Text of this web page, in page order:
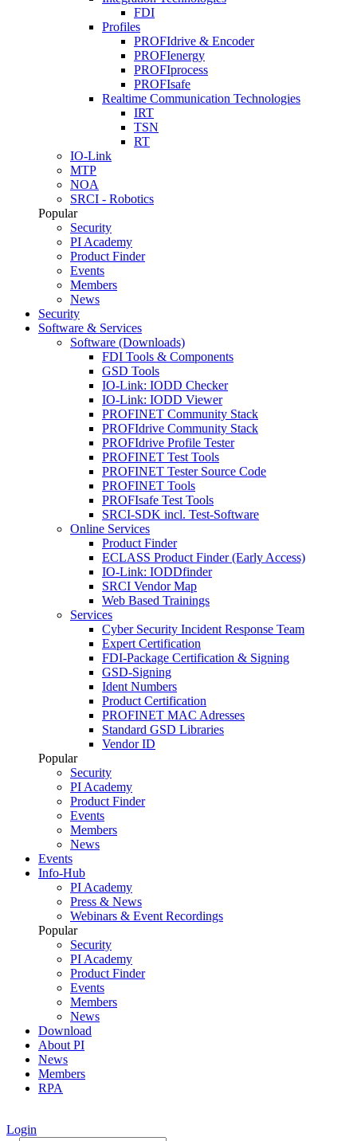
FDI
Profiles
PROFIdrive & Encoder
PROFIenergy
PROFIprocess
PROFIsafe
Realtime Communication Technologies
IRT
TSN
RT
IO-Link
MTP
NOA
SRCI - Robotics
Popular
Security
PI Academy
Product Finder
Events
Members
News
Security
Software & Services
Software (Downloads)
FDI Tools & Components
GSD Tools
IO-Link: IODD Checker
IO-Link: IODD Viewer
PROFINET Community Stack
PROFIdrive Community Stack
PROFIdrive Profile Tester
PROFINET Test Tools
PROFINET Tester Source Code
PROFINET Tools
PROFIsafe Test Tools
SRCI-SDK incl. Test-Software
Online Services
Product Finder
ECLASS Product Finder (Early Access)
IO-Link: IODDfinder
SRCI Vendor Map
Web Based Trainings
Services
Cyber Security Incident Response Team
Expert Certification
FDI-Package Certification & Signing
GSD-Signing
Ident Numbers
Product Certification
PROFINET MAC Adresses
Standard GSD Libraries
Vendor ID
Popular
Security
PI Academy
Product Finder
Events
Members
News
Events
Info-Hub
PI Academy
Press & News
Webinars & Event Recordings
Popular
Security
PI Academy
Product Finder
Events
Members
News
Download
About PI
News
Members
RPA
Login